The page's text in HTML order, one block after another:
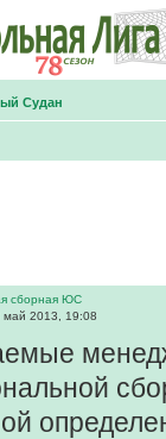
Судан
сборная ЮС
май 2013, 19:08